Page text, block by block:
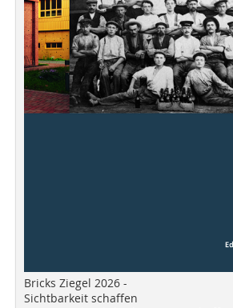
Bricks Ziegel 2026 -
Sichtbarkeit schaffen